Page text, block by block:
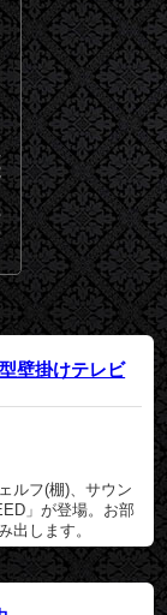
壁掛けテレビ
ルフ(棚)、サウン
」が登場。お部
出します。